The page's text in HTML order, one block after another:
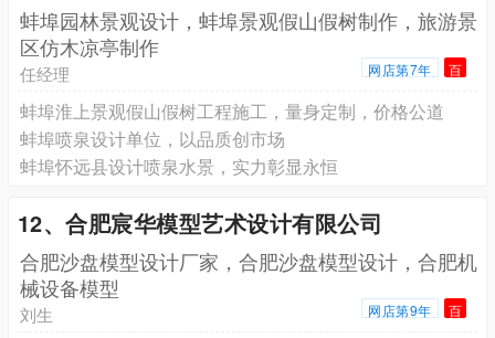
蚌埠园林景观设计，蚌埠景观假山假树制作，旅游景
区仿木凉亭制作
任经理 网店第7年 百
蚌埠淮上景观假山假树工程施工，量身定制，价格公道
蚌埠喷泉设计单位，以品质创市场
蚌埠怀远县设计喷泉水景，实力彰显永恒
12、合肥宸华模型艺术设计有限公司
合肥沙盘模型设计厂家，合肥沙盘模型设计，合肥机
械设备模型
刘生 网店第9年 百